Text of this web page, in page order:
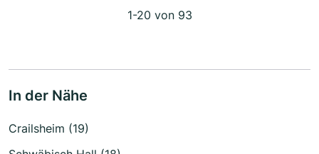
1-20 von 93
In der Nähe
Crailsheim (19)